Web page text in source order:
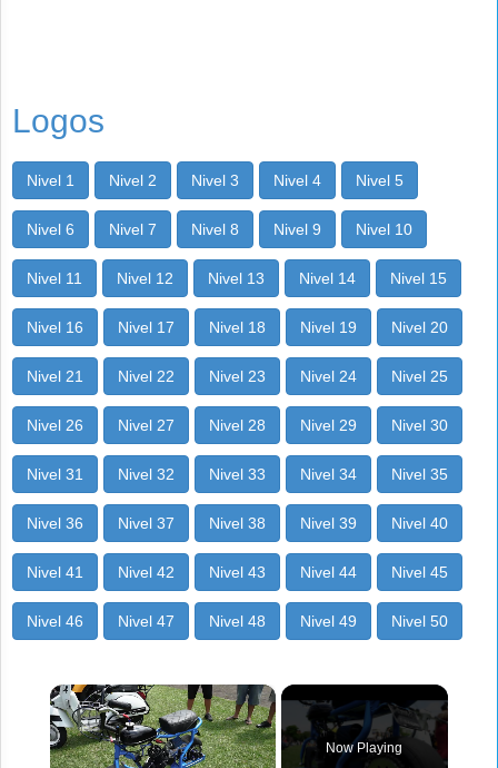
Logos
Nivel 1 Nivel 2 Nivel 3 Nivel 4 Nivel 5
Nivel 6 Nivel 7 Nivel 8 Nivel 9 Nivel 10
Nivel 11 Nivel 12 Nivel 13 Nivel 14 Nivel 15
Nivel 16 Nivel 17 Nivel 18 Nivel 19 Nivel 20
Nivel 21 Nivel 22 Nivel 23 Nivel 24 Nivel 25
Nivel 26 Nivel 27 Nivel 28 Nivel 29 Nivel 30
Nivel 31 Nivel 32 Nivel 33 Nivel 34 Nivel 35
Nivel 36 Nivel 37 Nivel 38 Nivel 39 Nivel 40
Nivel 41 Nivel 42 Nivel 43 Nivel 44 Nivel 45
Nivel 46 Nivel 47 Nivel 48 Nivel 49 Nivel 50
×
Now Playing